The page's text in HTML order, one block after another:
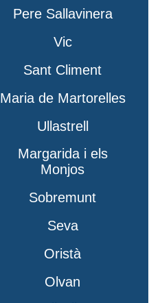
Pere Sallavinera
Vic
Sant Climent
Maria de Martorelles
Ullastrell
Margarida i els
Monjos
Sobremunt
Seva
Oristà
Olvan